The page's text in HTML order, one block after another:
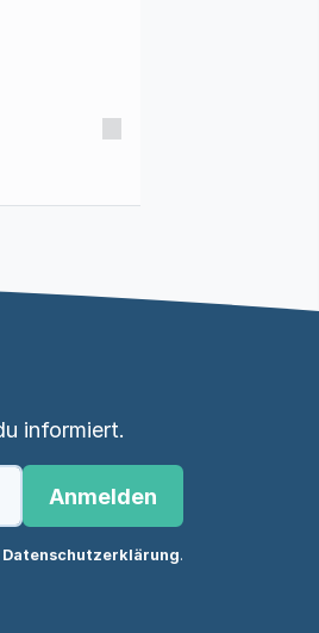
informiert.
Anmelden
Datenschutzerklärung.